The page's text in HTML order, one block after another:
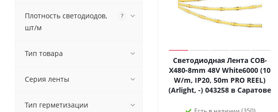
Светодиодная Лента COB-
X480-8mm 48V White6000 (10
W/m, IP20, 50m PRO REEL)
(Arlight, -) 043258 в Саратове
Плотность светодиодов,
шт/м
?
Тип товара
Серия ленты
Тип герметизации